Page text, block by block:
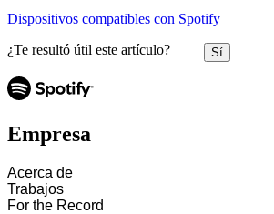
Dispositivos compatibles con Spotify
¿Te resultó útil este artículo? Sí
Empresa
Acerca de
Trabajos
For the Record